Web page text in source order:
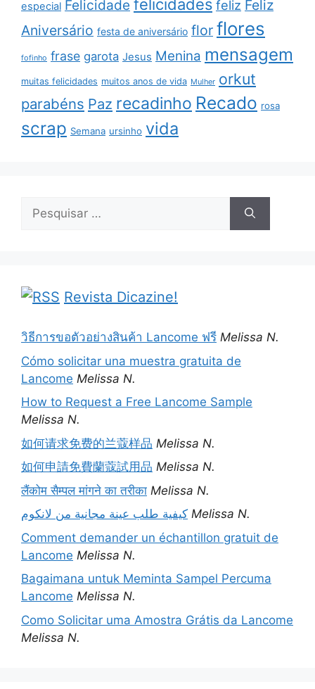
especial Felicidade felicidades feliz Feliz
Aniversário festa de aniversário flor flores
fofinho frase garota Jesus Menina mensagem
muitas felicidades muitos anos de vida Mulher orkut
parabéns Paz recadinho Recado rosa
scrap Semana ursinho vida
Pesquisar
Revista Dicazine!
วิธีการขอตัวอย่างสินค้า Lancome ฟรี Melissa N.
Cómo solicitar una muestra gratuita de
Lancome Melissa N.
How to Request a Free Lancome Sample
Melissa N.
如何请求免费的兰蔻样品 Melissa N.
如何申請免費蘭蔻試用品 Melissa N.
लैंकोम सैम्पल मांगने का तरीका Melissa N.
كيفية طلب عينة مجانية من لانكوم Melissa N.
Comment demander un échantillon gratuit de
Lancome Melissa N.
Bagaimana untuk Meminta Sampel Percuma
Lancome Melissa N.
Como Solicitar uma Amostra Grátis da Lancome
Melissa N.